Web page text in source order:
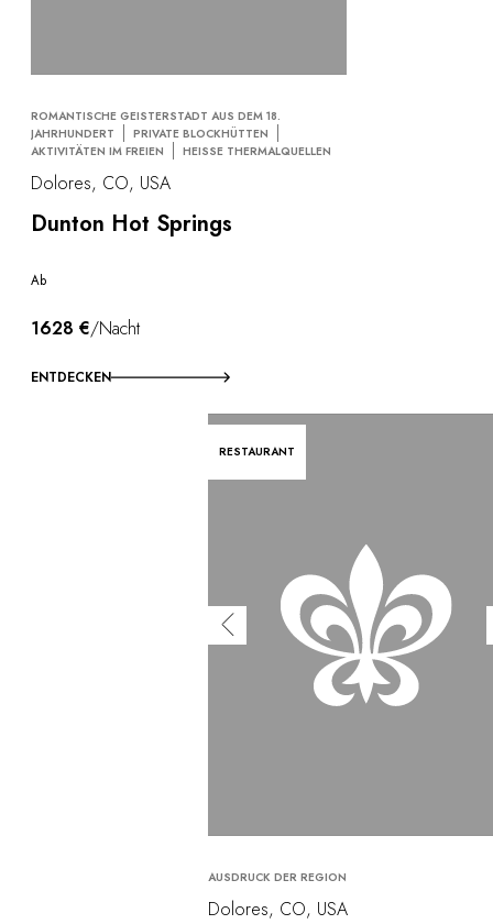
Leben im Schloss
Aktivitäten
All-Inclusive
Villen & Luxus-Ferienhäuser
Feiern
RESTAURANTS
Geschenkboxen
Firmengeschenke
ROMANTISCHE GEISTERSTADT AUS DEM 18.
JAHRHUNDERT
PRIVATE BLOCKHÜTTEN
AKTIVITÄTEN IM FREIEN
HEISSE THERMALQUELLEN
Dolores, CO, USA
Dunton Hot Springs
Ab
1628 €/Nacht
ENTDECKEN
RESTAURANT
AUSDRUCK DER REGION
Dolores, CO, USA